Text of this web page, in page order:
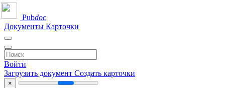
Pubdoc
Документы Карточки
Войти
Загрузить документ Создать карточки
×